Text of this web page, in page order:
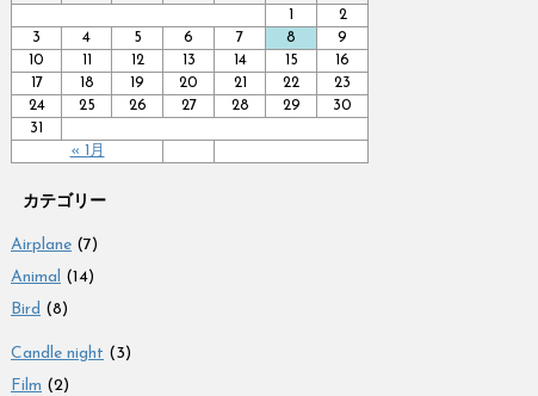
« 1月
1
2
3
4 5 6 7 8
9
10
11 12 13 14 15
16
17
18 19 20 21 22
23
24
25 26 27 28 29
30
31
カテゴリー
Airplane (7)
Animal (14)
Bird (8)
Candle night (3)
Film (2)